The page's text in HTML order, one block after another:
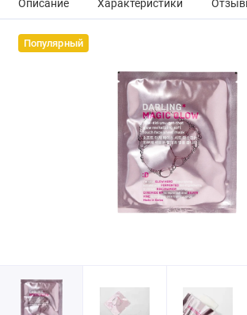
Описание Характеристики
Популярный